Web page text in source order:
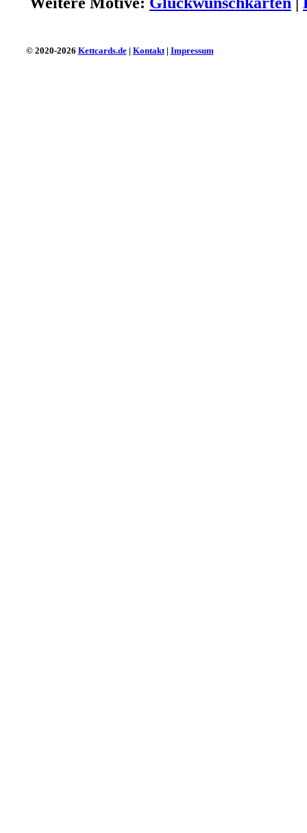
© 2020-2026 Kettcards.de| Kontakt| Impressum